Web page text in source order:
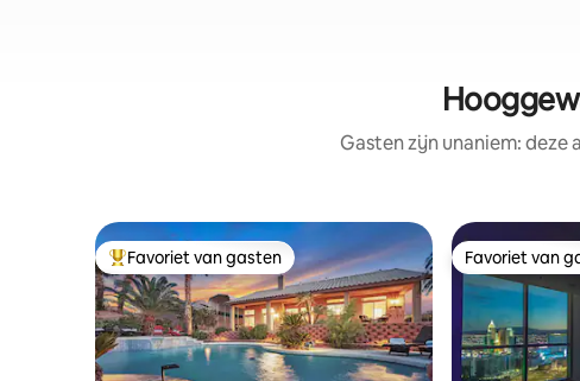
Gasten zijn unaniem:
Topfavoriet van gasten
Favoriet van gasten Favoriet van
Favoriet van